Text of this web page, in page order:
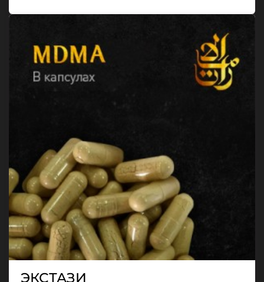
ЭКСТАЗИ